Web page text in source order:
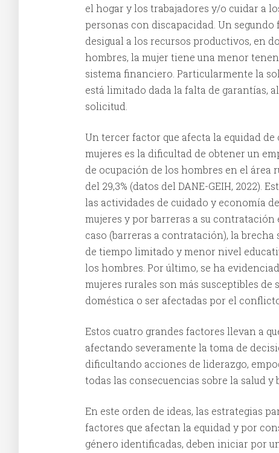
el hogar y los trabajadores y/o cuidar a
personas con discapacidad. Un
desigual a los recursos productivos, en
hombres, la mujer tiene una menor
sistema financiero. Particularmente la
está limitado dada la falta de garantías,
solicitud.
Un tercer factor que afecta la equidad
mujeres es la dificultad de obtener un
de ocupación de los hombres en el área
del 29,3% (datos del DANE-GEIH, 2022).
las actividades de cuidado y economía
mujeres y por barreras a su contratación
caso (barreras a contratación), la
de tiempo limitado y menor nivel
los hombres. Por último, se ha
mujeres rurales son más susceptibles
doméstica o ser afectadas por el
Estos cuatro grandes factores llevan a
afectando severamente la toma de
dificultando acciones de liderazgo,
todas las consecuencias sobre la salud y
En este orden de ideas, las estrategias
factores que afectan la equidad y por
género identificadas, deben iniciar por